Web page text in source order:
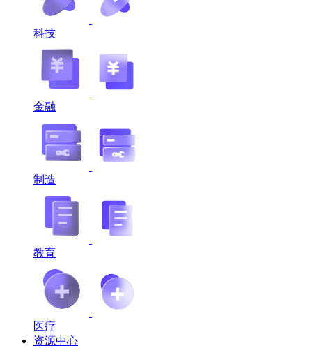
科技
金融
制造
教育
医疗
资源中心